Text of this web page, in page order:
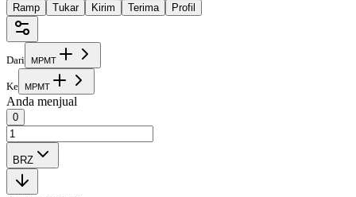
Ramp Tukar Kirim Terima Profil
Dari MPMT
Ke MPMT
Anda menjual
0
BRZ